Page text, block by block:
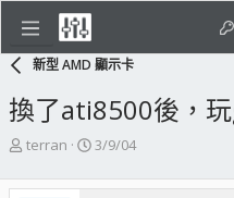
新型 AMD 顯示卡
換了ati8500後，
主
發
terran
開
日
3/9/04